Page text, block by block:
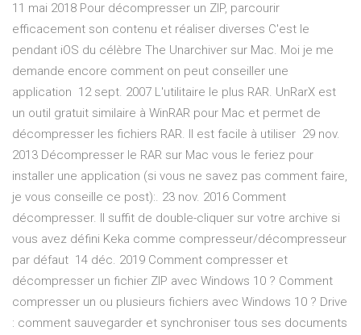
11 mai 2018 Pour décompresser un ZIP, parcourir
efficacement son contenu et réaliser diverses C'est le
pendant iOS du célèbre The Unarchiver sur Mac. Moi je me
demande encore comment on peut conseiller une
application 12 sept. 2007 L'utilitaire le plus RAR. UnRarX est
un outil gratuit similaire à WinRAR pour Mac et permet de
décompresser les fichiers RAR. Il est facile à utiliser 29 nov.
2013 Décompresser le RAR sur Mac vous le feriez pour
installer une application (si vous ne savez pas comment faire,
je vous conseille ce post):. 23 nov. 2016 Comment
décompresser. Il suffit de double-cliquer sur votre archive si
vous avez défini Keka comme compresseur/décompresseur
par défaut 14 déc. 2019 Comment compresser et
décompresser un fichier ZIP avec Windows 10 ? Comment
compresser un ou plusieurs fichiers avec Windows 10 ? Drive
: comment sauvegarder et synchroniser tous ses documents